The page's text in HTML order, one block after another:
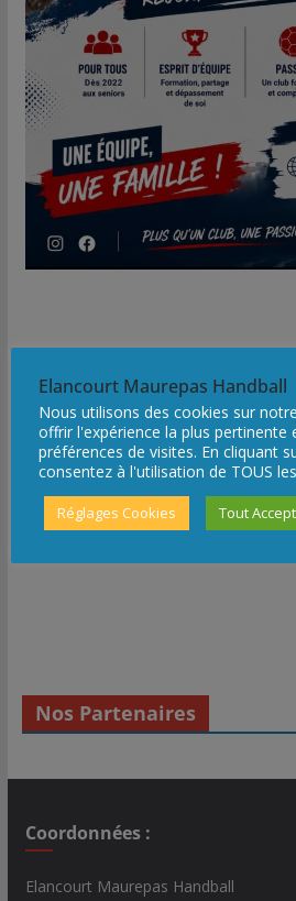
Médias
Nos Partenaires
Coordonnées :
Elancourt Maurepas Handball
Elancourt Maurepas Handball
Nous utilisons des cookies sur
offrir l'expérience la plus pertinente
préférences de visites. En cliquant
consentez à l'utilisation de TOUS
Réglages Cookies Tout